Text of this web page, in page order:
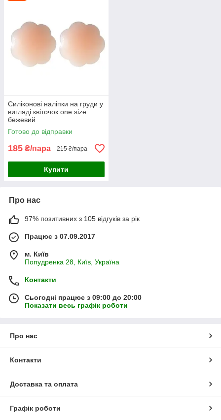
Силіконові наліпки на груди у
вигляді квіточок one size
бежевий
Готово до відправки
185 ₴/пара 215 ₴/пара
Купити
Про нас
97% позитивних з 105 відгуків за рік
Працює з 07.09.2017
м. Київ
Попудренка 28, Київ, Україна
Контакти
Сьогодні працює з 09:00 до 20:00
Показати весь графік роботи
Про нас
Контакти
Доставка та оплата
Графік роботи